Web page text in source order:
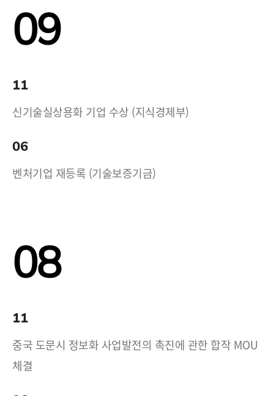
09
11
신기술실상용화 기업 수상 (지식경제부)
06
벤처기업 재등록 (기술보증기금)
08
11
중국 도문시 정보화 사업발전의 촉진에 관한 합작 MOU
체결